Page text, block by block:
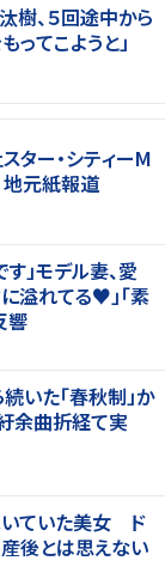
樹、５回途中から
ってこようと」
ター・シティーM
元紙報道
」モデル妻、愛
溢れてる♥」「素
響
いた「春秋制」か
余曲折経て実
いていた美女 ド
後とは思えない